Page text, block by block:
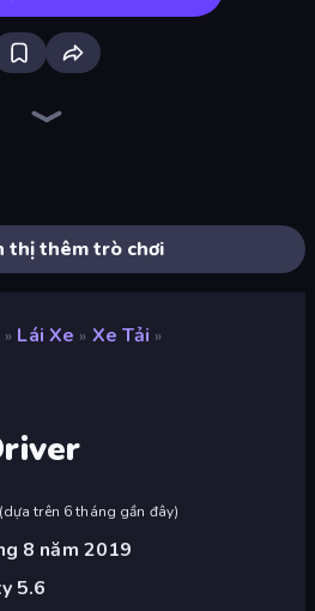
thị thêm trò chơi
» Lái Xe » Xe Tải »
(dựa trên 6 tháng gần đây)
8 năm 2019
5.6